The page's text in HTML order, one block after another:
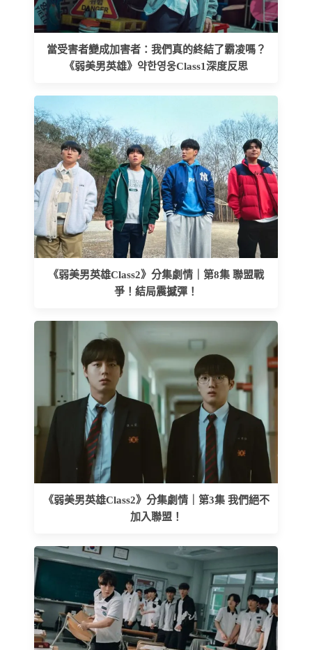
當受害者變成加害者：我們真的終結了霸凌嗎？
《弱美男英雄》약한영웅Class1深度反思
《弱美男英雄Class2》分集劇情｜第8集 聯盟戰
爭！結局震撼彈！
《弱美男英雄Class2》分集劇情｜第3集 我們絕不
加入聯盟！